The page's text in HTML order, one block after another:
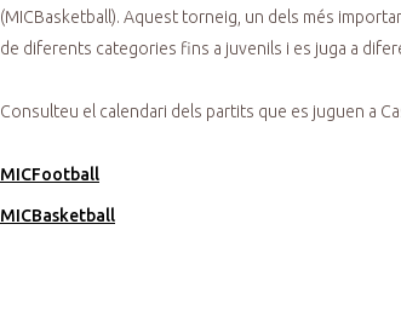
(MICBasketball). Aquest torneig, un dels més
de diferents categories fins a juvenils i es juga a
Consulteu el calendari dels partits que es juguen a
MICFootball
MICBasketball